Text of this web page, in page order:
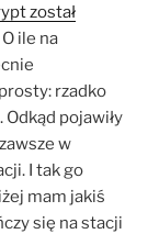
został
O ile na
rzadko
pojawiły
w
I tak go
mam jakiś
się na stacji